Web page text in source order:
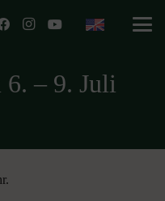
– 9. Juli